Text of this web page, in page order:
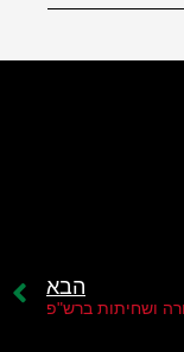
הבא
ושחיתות ברש"פ